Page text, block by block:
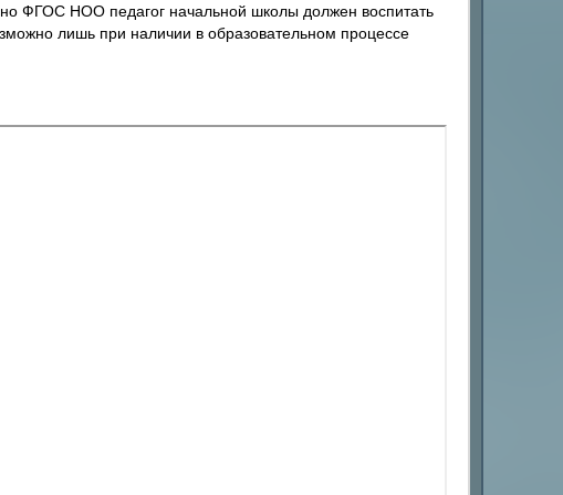
ФГОС НОО педагог начальной школы должен воспитать
лишь при наличии в образовательном процессе